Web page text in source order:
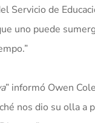
Servicio de
uno puede
” informó Owen
nos dio su olla a